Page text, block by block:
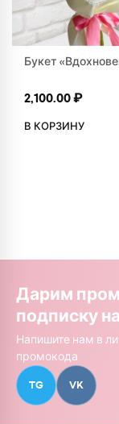
Букет
2,100.00₽
В КОРЗИНУ
Дарим
подписку
Напишите нам в
промокода
TG VK